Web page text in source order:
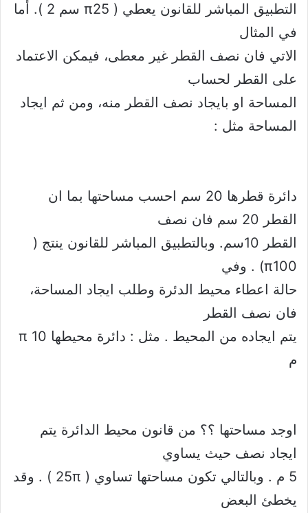
التطبيق المباشر للقانون يعطي ( π25 سم 2 ). أما
في المثال
الاتي فان نصف القطر غير معطى، فيمكن الاعتماد
على القطر لحساب
المساحة او بايجاد نصف القطر منه، ومن ثم ايجاد
المساحة مثل :
دائرة قطرها 20 سم احسب مساحتها بما ان
القطر 20 سم فان نصف
القطر 10سم. وبالتطبيق المباشر للقانون ينتج (
π100) . وفي
حالة اعطاء محيط الدئرة وطلب ايجاد المساحة،
فان نصف القطر
يتم ايجاده من المحيط . مثل : دائرة محيطها 10 π
م
اوجد مساحتها ؟؟ من قانون محيط الدائرة يتم
ايجاد نصف حيث يساوي
5 م . وبالتالي تكون مساحتها تساوي ( 25π ) . وقد
يخطئ البعض